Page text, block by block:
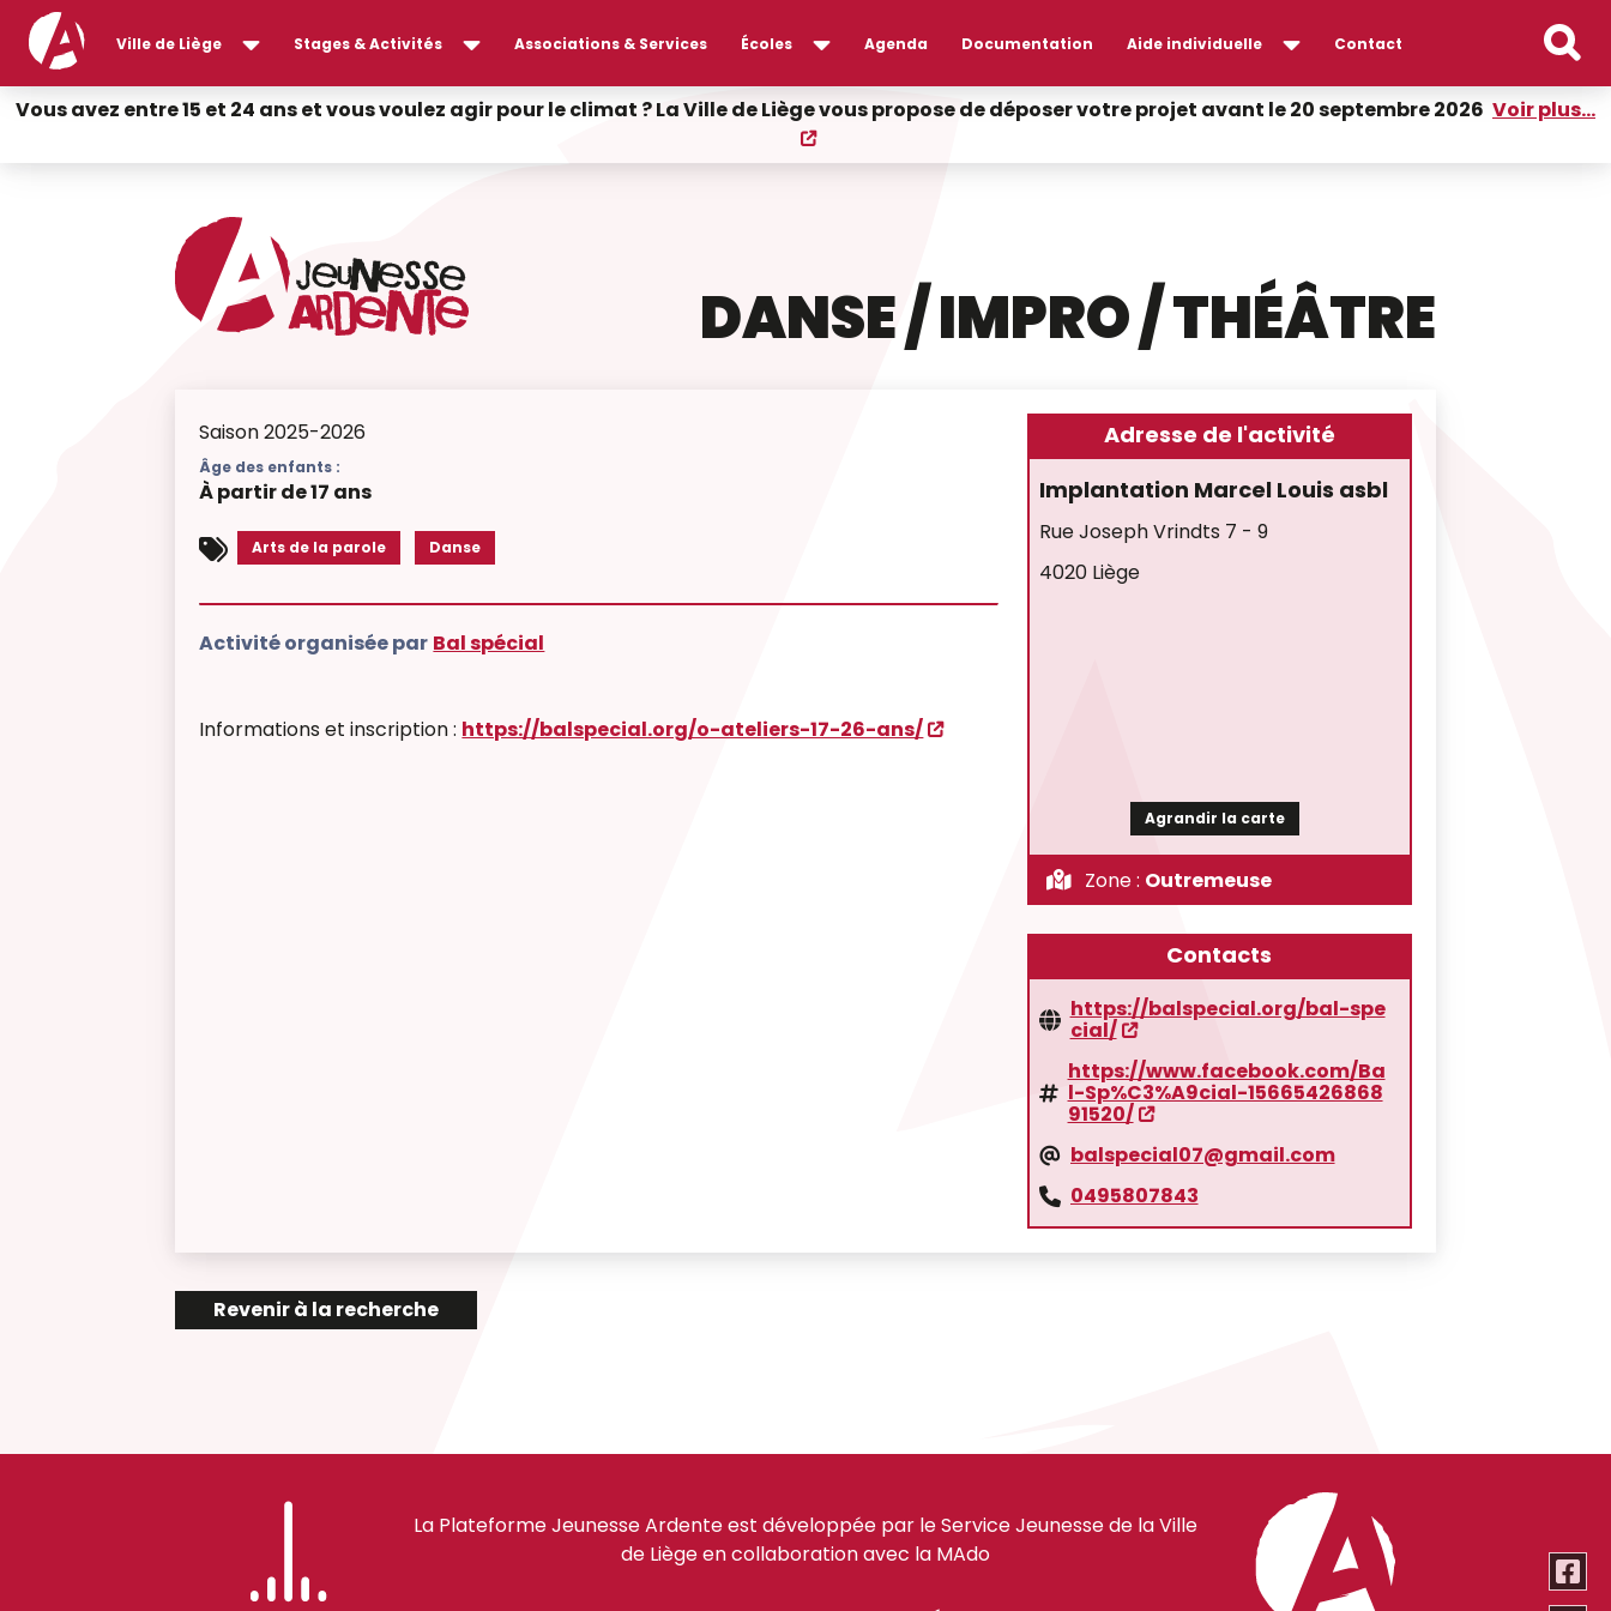
Ville de Liège Stages & Activités Associations & Services Écoles Agenda Documentation Aide individuelle Contact
Vous avez entre 15 et 24 ans et vous voulez agir pour le climat ? La Ville de Liège vous propose de déposer votre projet avant le 20 septembre 2026 Voir plus...
DANSE / IMPRO / THÉÂTRE
Saison 2025-2026
Âge des enfants :
À partir de 17 ans
Arts de la parole Danse
Activité organisée par Bal spécial
Informations et inscription : https://balspecial.org/o-ateliers-17-26-ans/
Adresse de l'activité
Implantation Marcel Louis asbl
Rue Joseph Vrindts 7 - 9
4020 Liège
Agrandir la carte
Zone : Outremeuse
Contacts
https://balspecial.org/bal-spe
cial/
https://www.facebook.com/Ba
l-Sp%C3%A9cial-15665426868
91520/
balspecial07@gmail.com
0495807843
Revenir à la recherche
La Plateforme Jeunesse Ardente est développée par le Service Jeunesse de la Ville
de Liège en collaboration avec la MAdo